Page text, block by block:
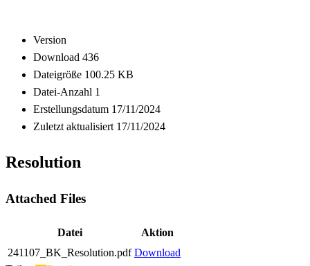
Version
Download 436
Dateigröße 100.25 KB
Datei-Anzahl 1
Erstellungsdatum 17/11/2024
Zuletzt aktualisiert 17/11/2024
Resolution
Attached Files
Datei
Aktion
241107_BK_Resolution.pdf Download